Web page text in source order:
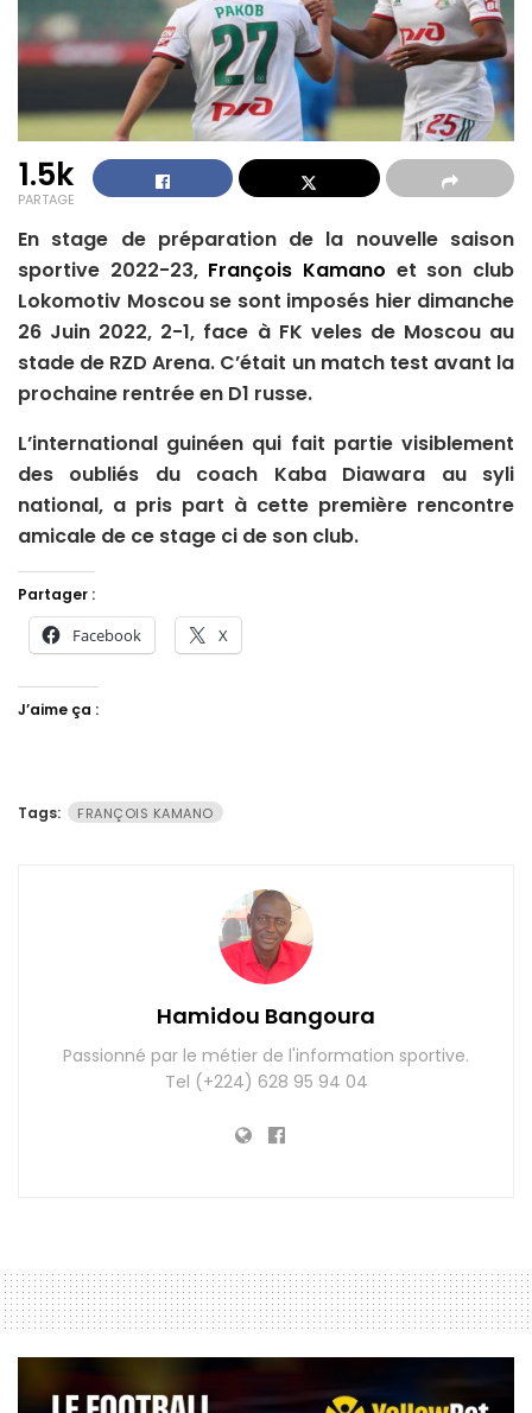
1.5k
PARTAGE
En stage de préparation de la nouvelle saison
sportive 2022-23, François Kamano et son club
Lokomotiv Moscou se sont imposés hier dimanche
26 Juin 2022, 2-1, face à FK veles de Moscou au
stade de RZD Arena. C’était un match test avant la
prochaine rentrée en D1 russe.
L’international guinéen qui fait partie visiblement
des oubliés du coach Kaba Diawara au syli
national, a pris part à cette première rencontre
amicale de ce stage ci de son club.
Partager :
Facebook X
J’aime ça :
Tags: FRANÇOIS KAMANO
Hamidou Bangoura
Passionné par le métier de l'information sportive.
Tel (+224) 628 95 94 04